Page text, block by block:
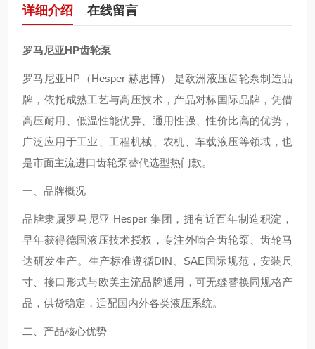
详细介绍 在线留言
罗马尼亚HP齿轮泵
罗马尼亚HP（Hesper 赫思博） 是欧洲液压齿轮泵制造品
牌，依托成熟工艺与高压技术，产品对标国际品牌，凭借
高压耐用、低温性能优异、通用性强、性价比高的优势，
广泛应用于工业、工程机械、农机、车载液压等领域，也
是市面主流进口齿轮泵替代选型热门款。
一、品牌概况
品牌隶属罗马尼亚 Hesper 集团，拥有近百年制造积淀，
早年获得德国液压技术授权，专注外啮合齿轮泵、齿轮马
达研发生产。生产标准遵循DIN、SAE国际规范，安装尺
寸、接口形式与欧美主流品牌通用，可无缝替换同规格产
品，供货稳定，适配国内外各类液压系统。
二、产品核心优势